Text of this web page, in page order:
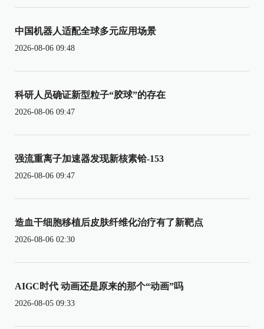
中国机器人适配全球多元应用场景
2026-08-06 09:48
科研人员确证新型粒子“胶球”的存在
2026-08-06 09:47
强流重离子加速器发现新核素铪-153
2026-08-06 09:47
造血干细胞移植后皮肤纤维化治疗有了新靶点
2026-08-06 02:30
AIGC时代 动画还是原来的那个“动画”吗
2026-08-05 09:33